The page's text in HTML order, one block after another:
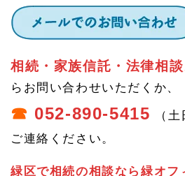
へ
相続・家族信託・法律相
らお問い合わせいただくか、
☎ 052-890-5415 （
ご連絡ください。
緑区で相続の相談なら緑オフ